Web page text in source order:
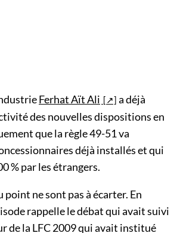
Ferhat Aït Ali
a déjà
des nouvelles dispositions en
que la règle 49-51 va
déjà installés et qui
% par les étrangers.
point ne sont pas à écarter. En
rappelle le débat qui avait suivi
de la LFC 2009 qui avait institué